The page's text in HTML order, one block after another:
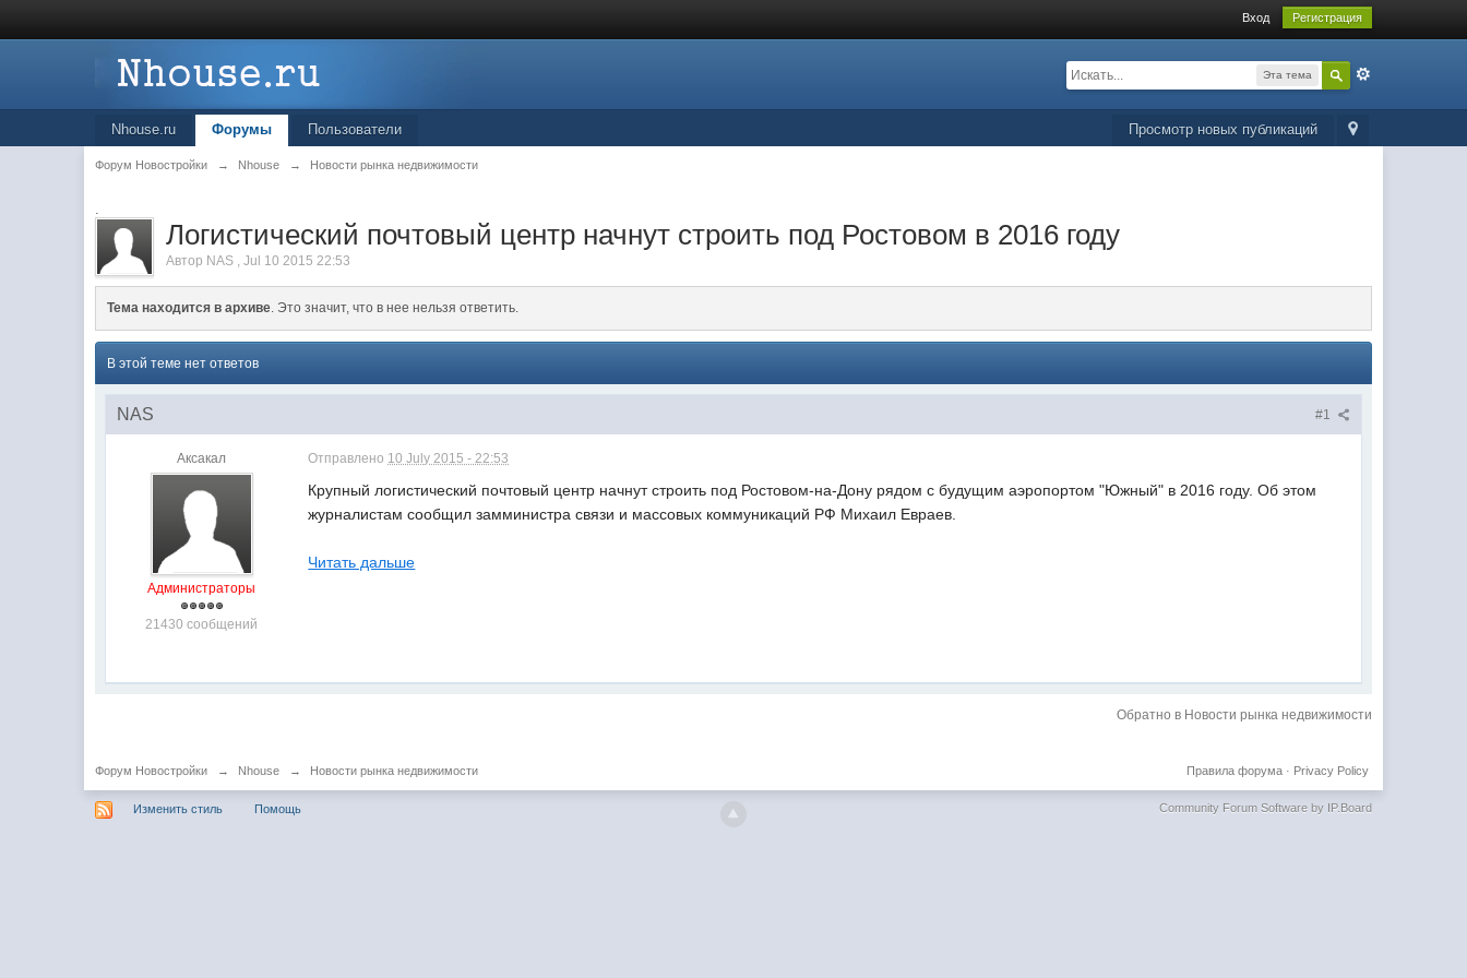
Вход Регистрация
Эта тема
Просмотр новых публикаций
Nhouse.ru Форумы Пользователи
Форум Новостройки → Nhouse → Новости рынка недвижимости
.
Логистический почтовый центр начнут строить под Ростовом в 2016 году
Автор NAS ,Jul 10 2015 22:53
Тема находится в архиве. Это значит, что в нее нельзя ответить.
В этой теме нет ответов
#1
NAS
Аксакал
Администраторы
21430 сообщений
Отправлено 10 July 2015 - 22:53
Крупный логистический почтовый центр начнут строить под Ростовом-на-Дону рядом с будущим аэропортом "Южный" в 2016 году. Об этом
журналистам сообщил замминистра связи и массовых коммуникаций РФ Михаил Евраев.
Читать дальше
Обратно в Новости рынка недвижимости
Форум Новостройки → Nhouse → Новости рынка недвижимости Privacy Policy
Правила форума·
Изменить стиль Помощь Community Forum Software by IP.Board